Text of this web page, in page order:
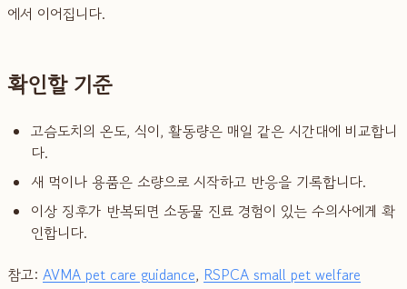
에서 이어집니다.
확인할 기준
고슴도치의 온도, 식이, 활동량은 매일 같은 시간대에 비교합니
다.
새 먹이나 용품은 소량으로 시작하고 반응을 기록합니다.
이상 징후가 반복되면 소동물 진료 경험이 있는 수의사에게 확
인합니다.
참고: AVMA pet care guidance, RSPCA small pet welfare